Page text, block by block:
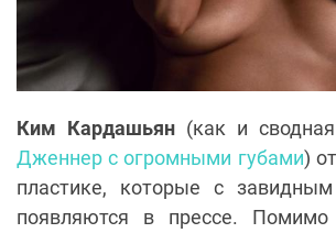
Ким Кардашьян (как и
Дженнер с огромными губами)
пластике, которые с завидным
появляются в прессе. Помимо